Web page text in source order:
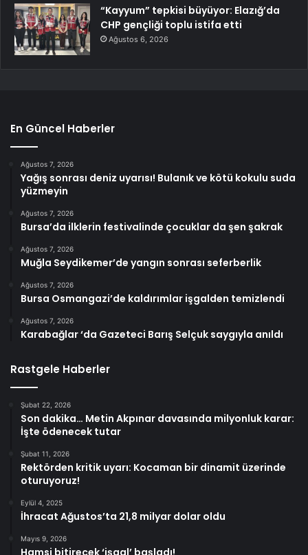
“Kayyum” tepkisi büyüyor: Elazığ’da
CHP gençliği toplu istifa etti
Ağustos 6, 2026
En Güncel Haberler
Ağustos 7, 2026
Yağış sonrası deniz uyarısı! Bulanık ve kötü kokulu suda
yüzmeyin
Ağustos 7, 2026
Bursa’da ilklerin festivalinde çocuklar da şen şakrak
Ağustos 7, 2026
Muğla Seydikemer’de yangın sonrası seferberlik
Ağustos 7, 2026
Bursa Osmangazi’de kaldırımlar işgalden temizlendi
Ağustos 7, 2026
Karabağlar ‘da Gazeteci Barış Selçuk saygıyla anıldı
Rastgele Haberler
Şubat 22, 2026
Son dakika… Metin Akpınar davasında milyonluk karar:
İşte ödenecek tutar
Şubat 11, 2026
Rektörden kritik uyarı: Kocaman bir dinamit üzerinde
oturuyoruz!
Eylül 4, 2025
İhracat Ağustos’ta 21,8 milyar dolar oldu
Mayıs 9, 2026